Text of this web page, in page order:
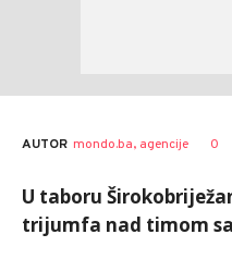
AUTOR mondo.ba, agencije 0
U taboru
trijumfa nad timom